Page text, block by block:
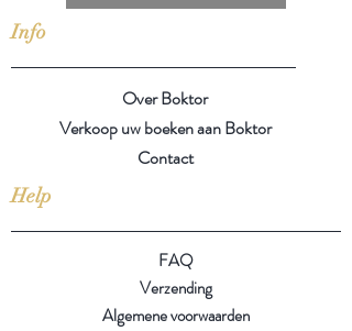
Info
Over Boktor
Verkoop uw boeken aan Boktor
Contact
Help
FAQ
Verzending
Algemene voorwaarden